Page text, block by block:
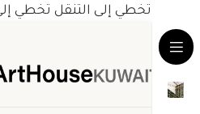
تخطي إلى التنقل تخطي